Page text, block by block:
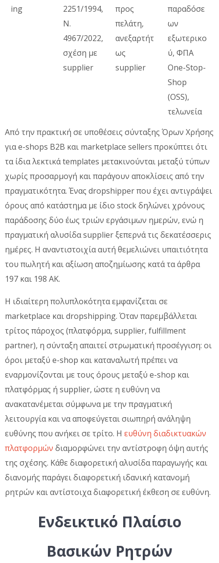
ing
2251/1994,
Ν.
4967/2022,
σχέση με
supplier
προς
πελάτη,
ανεξαρτήτ
ως
supplier
παραδόσε
ων
εξωτερικο
ύ, ΦΠΑ
One-Stop-
Shop
(OSS),
τελωνεία
Από την πρακτική σε υποθέσεις σύνταξης Όρων Χρήσης
για e-shops B2B και marketplace sellers προκύπτει ότι
τα ίδια λεκτικά templates μετακινούνται μεταξύ τύπων
χωρίς προσαρμογή και παράγουν αποκλίσεις από την
πραγματικότητα. Ένας dropshipper που έχει αντιγράψει
όρους από κατάστημα με ίδιο stock δηλώνει χρόνους
παράδοσης δύο έως τριών εργάσιμων ημερών, ενώ η
πραγματική αλυσίδα supplier ξεπερνά τις δεκατέσσερις
ημέρες. Η αναντιστοιχία αυτή θεμελιώνει υπαιτιότητα
του πωλητή και αξίωση αποζημίωσης κατά τα άρθρα
197 και 198 ΑΚ.
Η ιδιαίτερη πολυπλοκότητα εμφανίζεται σε
marketplace και dropshipping. Όταν παρεμβάλλεται
τρίτος πάροχος (πλατφόρμα, supplier, fulfillment
partner), η σύνταξη απαιτεί στρωματική προσέγγιση: οι
όροι μεταξύ e-shop και καταναλωτή πρέπει να
εναρμονίζονται με τους όρους μεταξύ e-shop και
πλατφόρμας ή supplier, ώστε η ευθύνη να
ανακατανέμεται σύμφωνα με την πραγματική
λειτουργία και να αποφεύγεται σιωπηρή ανάληψη
ευθύνης που ανήκει σε τρίτο. Η ευθύνη διαδικτυακών
πλατφορμών διαμορφώνει την αντίστροφη όψη αυτής
της σχέσης. Κάθε διαφορετική αλυσίδα παραγωγής και
διανομής παράγει διαφορετική ιδανική κατανομή
ρητρών και αντίστοιχα διαφορετική έκθεση σε ευθύνη.
Ενδεικτικό Πλαίσιο
Βασικών Ρητρών